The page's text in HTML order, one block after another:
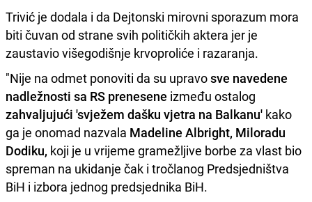
Trivić je dodala i da Dejtonski mirovni sporazum mora
biti čuvan od strane svih političkih aktera jer je
zaustavio višegodišnje krvoproliće i razaranja.
"Nije na odmet ponoviti da su upravosve navedene
nadležnosti sa RS prenesene između ostalog
zahvaljujući 'svježem dašku vjetra na Balkanu' kako
ga je onomad nazvala Madeline Albright, Miloradu
Dodiku, koji je u vrijeme gramežljive borbe za vlast bio
spreman na ukidanje čak i tročlanog Predsjedništva
BiH i izbora jednog predsjednika BiH.